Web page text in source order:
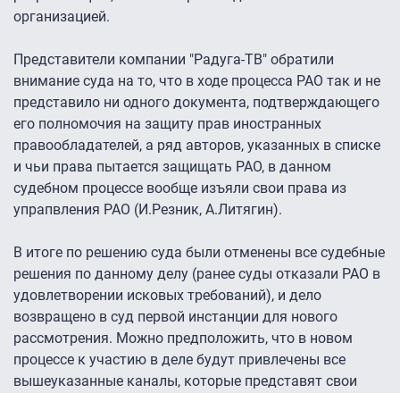
организацией.
Представители компании "Радуга-ТВ" обратили
внимание суда на то, что в ходе процесса РАО так и не
представило ни одного документа, подтверждающего
его полномочия на защиту прав иностранных
правообладателей, а ряд авторов, указанных в списке
и чьи права пытается защищать РАО, в данном
судебном процессе вообще изъяли свои права из
упрапвления РАО (И.Резник, А.Литягин).
В итоге по решению суда были отменены все судебные
решения по данному делу (ранее суды отказали РАО в
удовлетворении исковых требований), и дело
возвращено в суд первой инстанции для нового
рассмотрения. Можно предположить, что в новом
процессе к участию в деле будут привлечены все
вышеуказанные каналы, которые представят свои